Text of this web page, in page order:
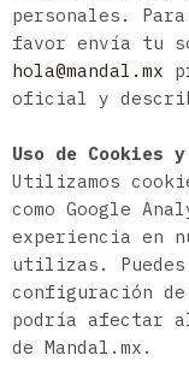
personales.
favor envía tu
hola@mandal.mx
oficial y
Uso de Cookies
Utilizamos
como Google
experiencia en
utilizas.
configuración
podría afectar
de Mandal.mx .